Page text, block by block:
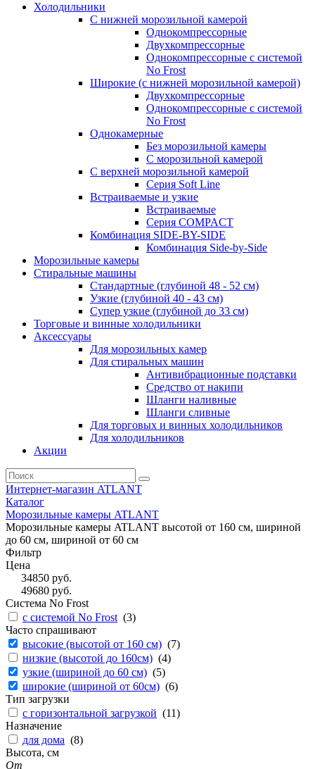
Холодильники
С нижней морозильной камерой
Однокомпрессорные
Двухкомпрессорные
Однокомпрессорные с системой
No Frost
Широкие (с нижней морозильной камерой)
Двухкомпрессорные
Однокомпрессорные с системой
No Frost
Однокамерные
Без морозильной камеры
С морозильной камерой
С верхней морозильной камерой
Серия Soft Line
Встраиваемые и узкие
Встраиваемые
Серия СOMPACT
Комбинация SIDE-BY-SIDE
Комбинация Side-by-Side
Морозильные камеры
Стиральные машины
Стандартные (глубиной 48 - 52 см)
Узкие (глубиной 40 - 43 см)
Супер узкие (глубиной до 33 см)
Торговые и винные холодильники
Аксессуары
Для морозильных камер
Для стиральных машин
Антивибрационные подставки
Средство от накипи
Шланги наливные
Шланги сливные
Для торговых и винных холодильников
Для холодильников
Акции
Интернет-магазин ATLANT
Каталог
Морозильные камеры ATLANT
Морозильные камеры ATLANT высотой от 160 см, шириной
до 60 см, шириной от 60 см
Фильтр
Цена
34850руб.
49680руб.
Система No Frost
с системой No Frost (3)
Часто спрашивают
высокие (высотой от 160 см) (7)
низкие (высотой до 160см) (4)
узкие (шириной до 60 см) (5)
широкие (шириной от 60см) (6)
Тип загрузки
с горизонтальной загрузкой (11)
Назначение
для дома (8)
Высота, см
От